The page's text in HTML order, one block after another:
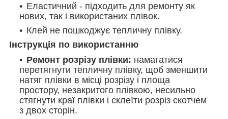
Еластичний - підходить для ремонту як
нових, так і використаних плівок.
Клей не пошкоджує тепличну плівку.
Інструкція по використанню
Ремонт розрізу плівки: намагатися
перетягнути тепличну плівку, щоб зменшити
натяг плівки в місці розрізу і площа
простору, незакритого плівкою, несильно
стягнути краї плівки і склеїти розріз скотчем
з двох сторін.